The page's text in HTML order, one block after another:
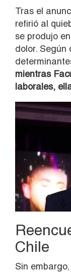
Tras el
refirió al
se produjo
dolor. Según
mientras
laborales,
Chile
Sin